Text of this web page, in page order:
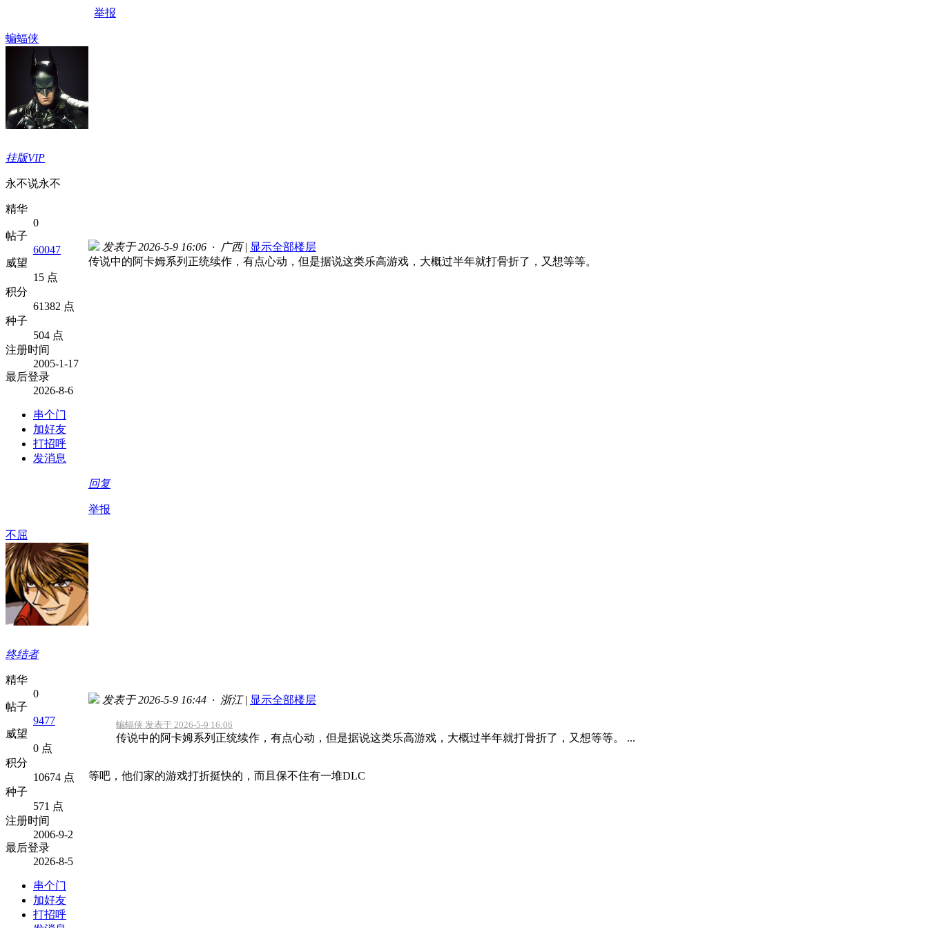
举报
蝙蝠侠
挂版VIP
永不说永不
精华
0
帖子
60047
威望
15 点
积分
61382 点
种子
504 点
注册时间
2005-1-17
最后登录
2026-8-6
串个门
加好友
打招呼
发消息
发表于 2026-5-9 16:06 · 广西 | 显示全部楼层
传说中的阿卡姆系列正统续作，有点心动，但是据说这类乐高游戏，大概过半年就打骨折了，又想等等。
回复
举报
不屈
终结者
精华
0
帖子
9477
威望
0 点
积分
10674 点
种子
571 点
注册时间
2006-9-2
最后登录
2026-8-5
串个门
加好友
打招呼
发表于 2026-5-9 16:44 · 浙江 | 显示全部楼层
蝙蝠侠 发表于 2026-5-9 16:06
传说中的阿卡姆系列正统续作，有点心动，但是据说这类乐高游戏，大概过半年就打骨折了，又想等等。 ...
等吧，他们家的游戏打折挺快的，而且保不住有一堆DLC